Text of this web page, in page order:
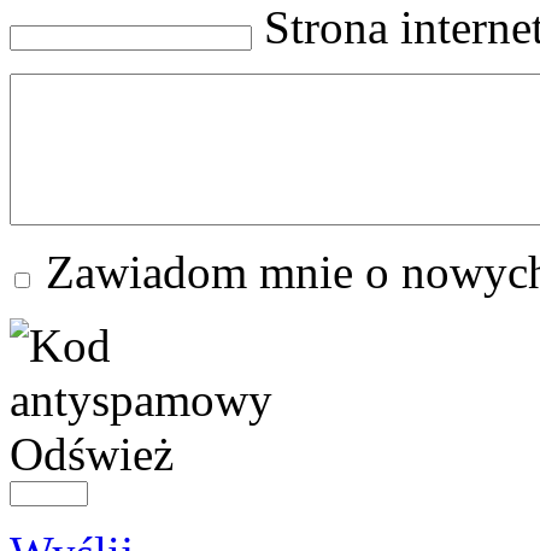
Strona
Zawiadom mnie o
Odśwież